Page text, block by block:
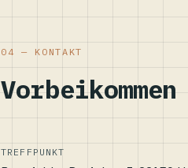
04 — KONTAKT
TREFFPUNKT